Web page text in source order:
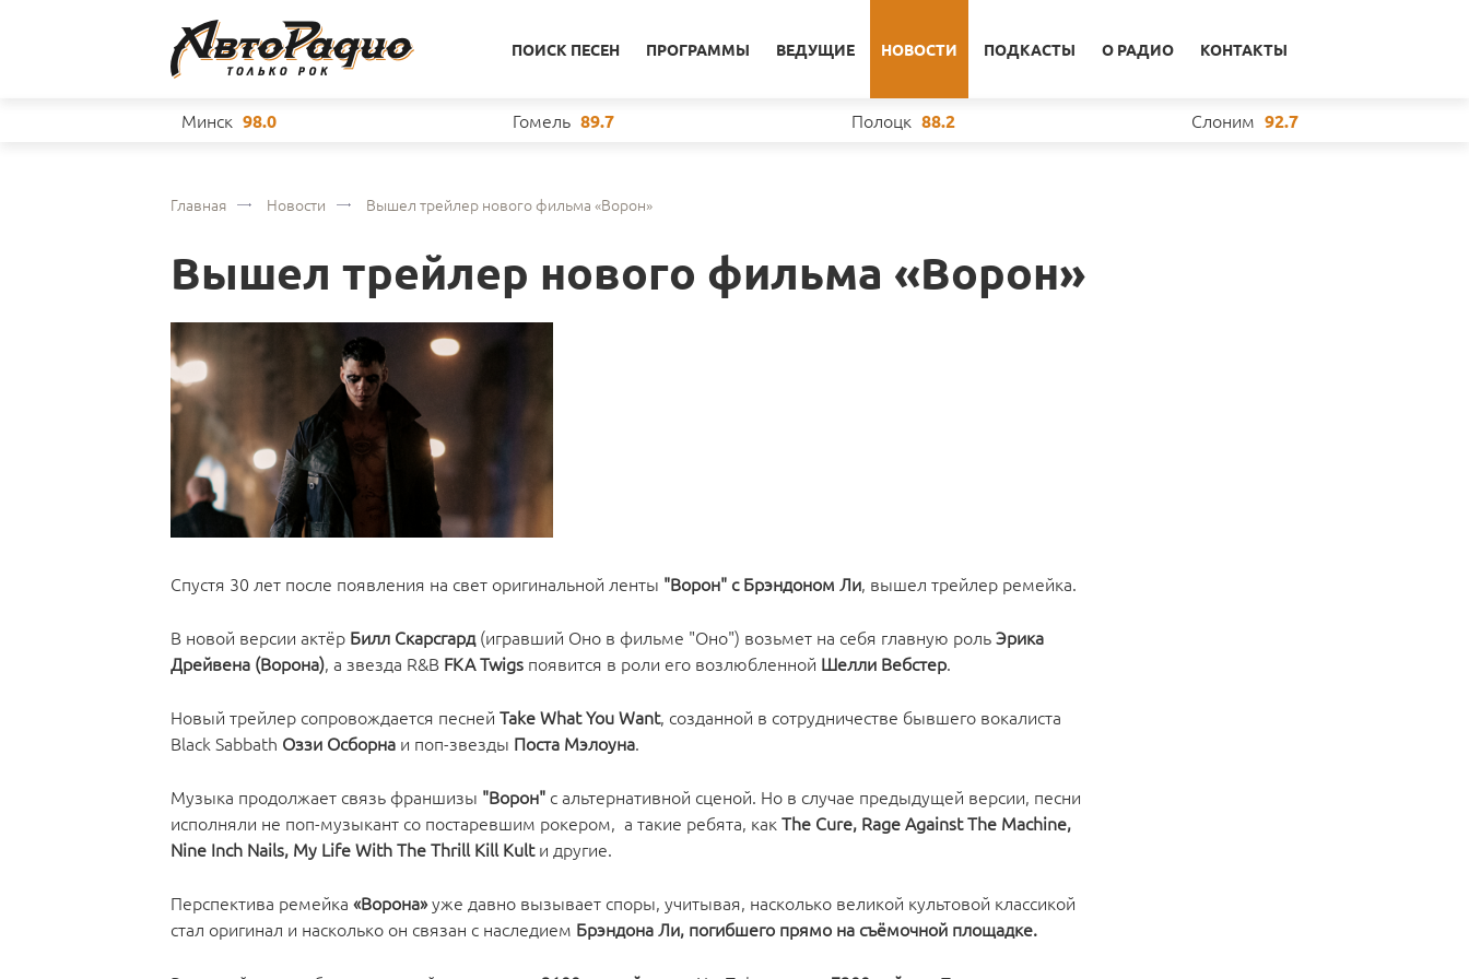
ПОИСК ПЕСЕН ПРОГРАММЫ ВЕДУЩИЕ НОВОСТИ ПОДКАСТЫ О РАДИО КОНТАКТЫ
Минск 98.0 Гомель 89.7 Полоцк 88.2 Слоним 92.7
Главная Новости Вышел трейлер нового фильма «Ворон»
Вышел трейлер нового фильма «Ворон»
Спустя 30 лет после появления на свет оригинальной ленты "Ворон" с Брэндоном Ли, вышел трейлер ремейка.
В новой версии актёр Билл Скарсгард(игравший Оно в фильме "Оно") возьмет на себя главную рольЭрика
Дрейвена (Ворона), а звезда R&B FKA Twigs появится в роли его возлюбленной Шелли Вебстер.
Новый трейлер сопровождается песней Take What You Want, созданной в сотрудничестве бывшего вокалиста
Black Sabbath Оззи Осборна и поп-звезды Поста Мэлоуна.
Музыка продолжает связь франшизы "Ворон" с альтернативной сценой. Но в случае предыдущей версии, песни
исполняли не поп-музыкант со постаревшим рокером, а такие ребята, как The Cure, Rage Against The Machine,
Nine Inch Nails, My Life With The Thrill Kill Kultи другие.
Перспектива ремейка «Ворона»уже давно вызывает споры, учитывая, насколько великой культовой классикой
стал оригинал и насколько он связан с наследием Брэндона Ли, погибшего прямо на съёмочной площадке.